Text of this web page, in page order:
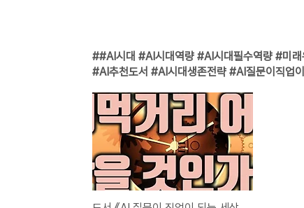
#AI시대 #AI시대역량 #AI시대필수역량 #미
#AI추천도서 #AI시대생존전략 #AI질문이직업